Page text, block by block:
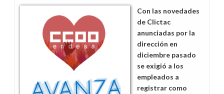
la
enfermedad
oncológica
Con las novedades
de Clictac
anunciadas por la
dirección en
diciembre pasado
se exigió a los
empleados a
registrar como